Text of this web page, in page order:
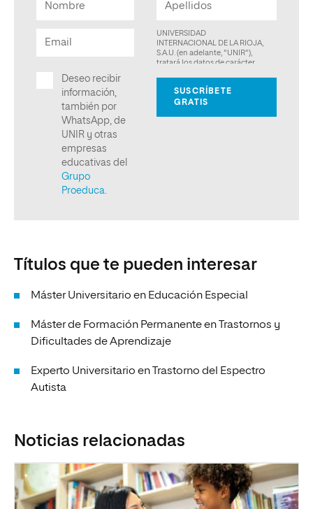
Títulos que te pueden interesar
Máster Universitario en Educación Especial
Máster de Formación Permanente en Trastornos y
Dificultades de Aprendizaje
Experto Universitario en Trastorno del Espectro
Autista
Noticias relacionadas